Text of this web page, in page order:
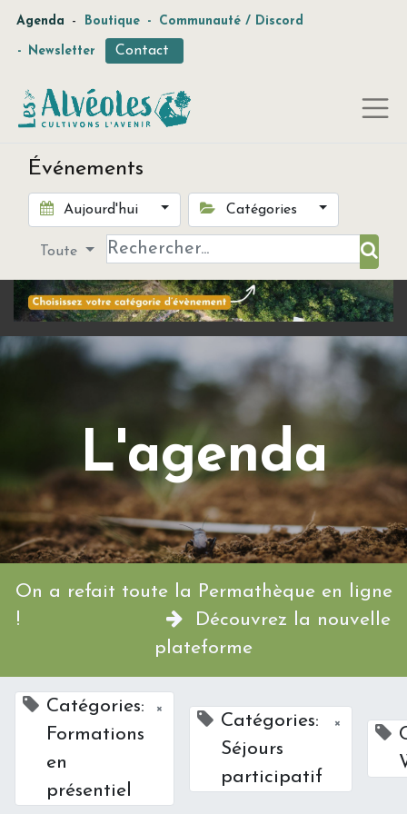
Agenda - Boutique - Communauté / Discord
- Newsletter Contact
Événements
Aujourd'hui Catégories
Toute
L'agenda
On a refait toute la Permathèque en ligne
!
Découvrez la nouvelle
plateforme
Catégories:
Formations
en
présentiel
×
Catégories:
Séjours
participatif
×